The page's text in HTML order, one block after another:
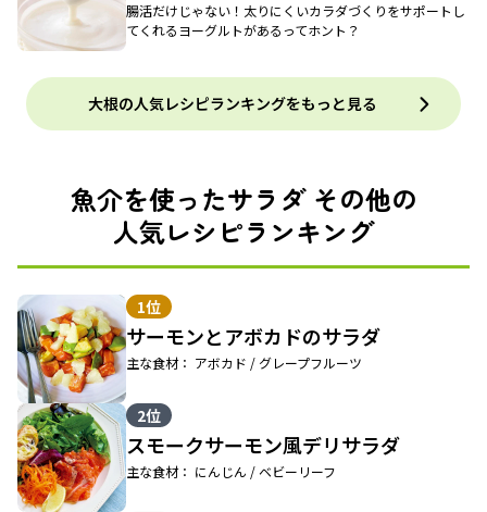
腸活だけじゃない！太りにくいカラダづくりをサポートし
てくれるヨーグルトがあるってホント？
大根の人気レシピランキングをもっと見る
魚介を使ったサラダ その他の
人気レシピランキング
1位
サーモンとアボカドのサラダ
主な食材： アボカド / グレープフルーツ
2位
スモークサーモン風デリサラダ
主な食材： にんじん / ベビーリーフ